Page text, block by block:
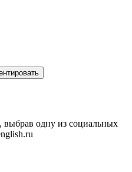
одну из социальных